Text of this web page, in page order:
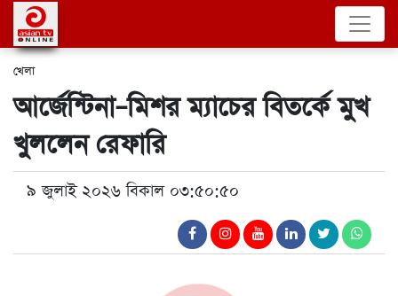
খেলা
আর্জেন্টিনা–মিশর ম্যাচের বিতর্কে মুখ
খুললেন রেফারি
৯ জুলাই ২০২৬ বিকাল ০৩:৫০:৫০